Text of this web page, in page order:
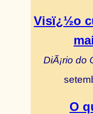
Visï¿½o
DiÃ¡rio do
O